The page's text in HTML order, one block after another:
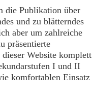
die Publikation über
und zu blätterndes
aber um zahlreiche
präsentierte
Website komplett
I und II
komfortablen Einsatz